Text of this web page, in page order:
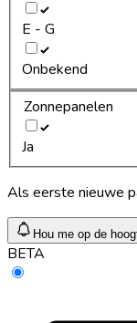
E - G
Onbekend
Zonnepanelen
Ja
Als eerste nieuwe
Hou me op de
BETA